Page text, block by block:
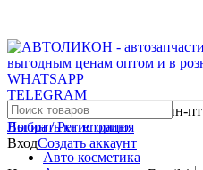
WHATSAPP
TELEGRAM
Работаем с 09:00 по 18:00 пн-пт
Логин / Регистрация
ВходСоздать аккаунт
Выбрать категорию
Авто косметика